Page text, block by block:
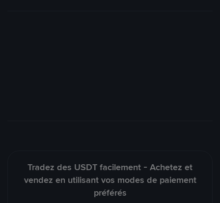
Tradez des USDT facilement - Achetez et
vendez en utilisant vos modes de paiement
préférés